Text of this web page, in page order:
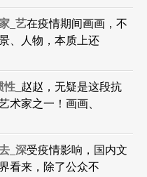
_艺在疫情期间画画，不
、人物，本质上还
_ 赵赵，无疑是这段抗
术家之一！画画、
_深受疫情影响，国内文
看来，除了公众不